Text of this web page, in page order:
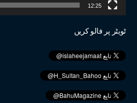
12:25
ٹویٹر پر فالو کریں